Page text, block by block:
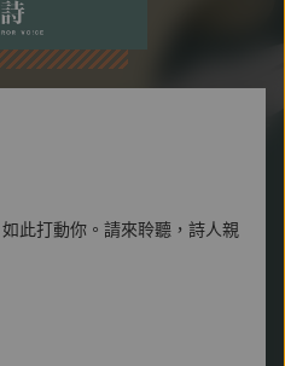
此打動你。請來聆聽，詩人親